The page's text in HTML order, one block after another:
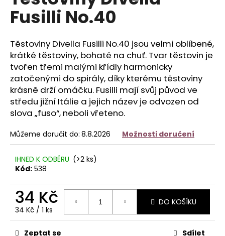
0,0
hvězdiček.
Fusilli No.40
Těstoviny Divella Fusilli No.40 jsou velmi oblíbené,
krátké těstoviny, bohaté na chuť. Tvar těstovin je
tvořen třemi malými křídly harmonicky
zatočenými do spirály, díky kterému těstoviny
krásně drží omáčku. Fusilli mají svůj původ ve
středu jižní Itálie a jejich název je odvozen od
slova „fuso“, neboli vřeteno.
Můžeme doručit do: 8.8.2026 Možnosti doručení
IHNED K ODBĚRU (>2 ks)
Kód: 538
34 Kč
Měrná
cena:
34 Kč / 1 ks
DO KOŠÍKU
Zeptat se Sdílet
a
j
í
t
?
HLEDAT
D
o
p
o
u